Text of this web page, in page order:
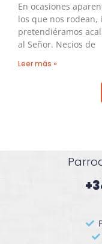
En ocasiones
los que nos rodean,
pretendiéramos
al Señor. Necios de
Leer más »